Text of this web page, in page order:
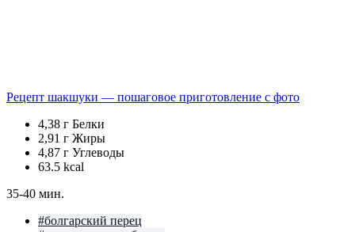
Рецепт шакшуки — пошаговое приготовление с фото
4,38 г Белки
2,91 г Жиры
4,87 г Углеводы
63.5 kcal
35-40 мин.
#болгарский перец